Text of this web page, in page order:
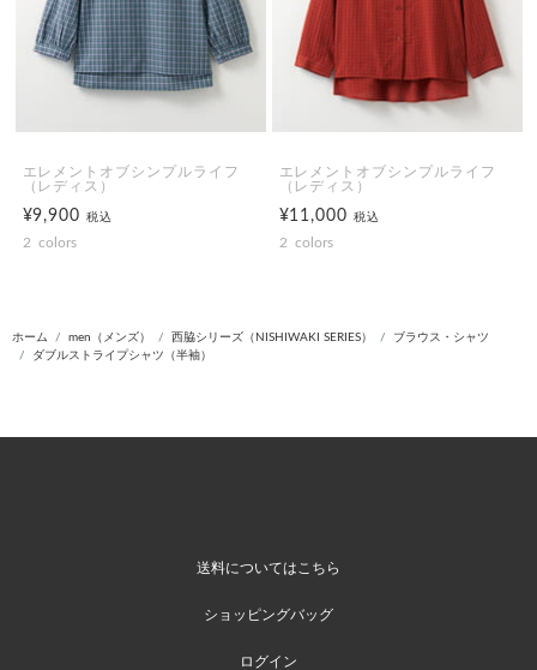
エレメントオブシンプルライフ
（レディス）
¥9,900税込
2 colors
エレメントオブシンプルライフ
（レディス）
¥11,000税込
2 colors
ホーム men（メンズ） 西脇シリーズ（NISHIWAKI SERIES）
ブラウス・シャツ
ダブルストライプシャツ（半袖）
送料についてはこちら
ショッピングバッグ
ログイン